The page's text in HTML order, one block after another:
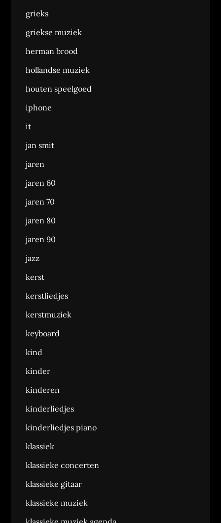
grieks
griekse muziek
herman brood
hollandse muziek
houten speelgoed
iphone
it
jan smit
jaren
jaren 60
jaren 70
jaren 80
jaren 90
jazz
kerst
kerstliedjes
kerstmuziek
keyboard
kind
kinder
kinderen
kinderliedjes
kinderliedjes piano
klassiek
klassieke concerten
klassieke gitaar
klassieke muziek